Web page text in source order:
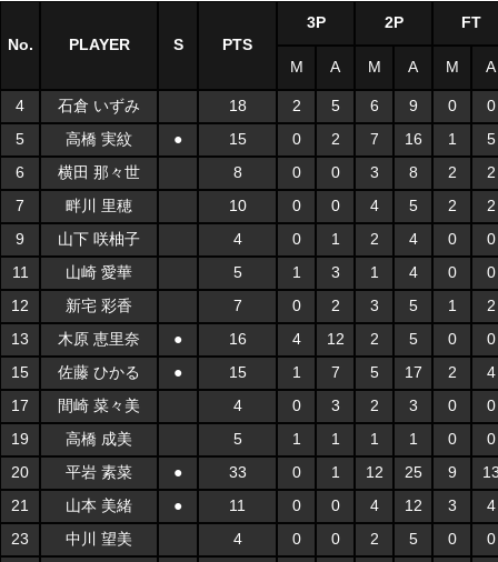
No. PLAYER S PTS
3P 2P FT
M A M A M A
4 石倉 いずみ 18 2 5 6 9 0
0
5
高橋 実紋 ● 15 0 2 7 16 1
5
6
横田 那々世 8 0 0 3 8 2
2
7
畔川 里穂 10 0 0 4 5 2
2
9
山下 咲柚子 4 0 1 2 4 0
0
11
山崎 愛華 5 1 3 1 4 0
0
12
新宅 彩香 7 0 2 3 5 1
2
13
木原 恵里奈 ● 16 4 12 2 5 0
0
15
佐藤 ひかる ● 15 1 7 5 17 2
4
17
間崎 菜々美 4 0 3 2 3 0
0
19
高橋 成美 5 1 1 1 1 0
0
20
平岩 素菜 ● 33 0 1 12 25 9
21
山本 美緒 ● 11 0 0 4 12 3
4
23
中川 望美 4 0 0 2 5 0 0